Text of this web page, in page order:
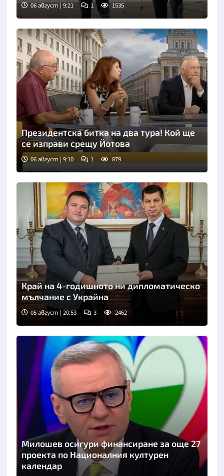
06 август | 9:21 1 1535
Президентска битка на два тура! Кой ще
се изправи срещу Йотова
06 август | 9:10 1 879
Край на 4-годишното ни дипломатическо
мълчание с Украйна
05 август | 20:53 3 2462
Милошев осигури финансиране за още 27
проекта по Националния културен
календар